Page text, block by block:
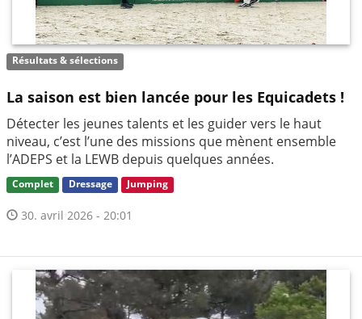
Résultats & sélections
La saison est bien lancée pour les Equicadets !
Détecter les jeunes talents et les guider vers le haut
niveau, c’est l’une des missions que mènent ensemble
l’ADEPS et la LEWB depuis quelques années.
Complet Dressage Jumping
30. avril 2026 - 20:01